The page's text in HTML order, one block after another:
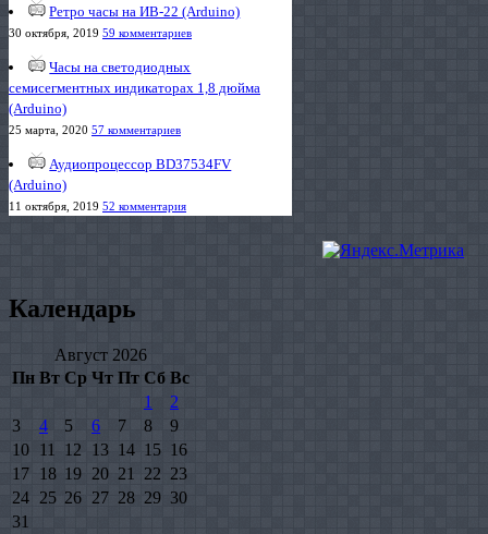
Ретро часы на ИВ-22 (Arduino)
30 октября, 2019 59 комментариев
Часы на светодиодных
семисегментных индикаторах 1,8 дюйма
(Arduino)
25 марта, 2020 57 комментариев
Аудиопроцессор BD37534FV
(Arduino)
11 октября, 2019 52 комментария
Календарь
Август 2026
Пн Вт Ср Чт Пт Сб Вс
1
2
3
4 5 6 7 8
9
10 11 12 13 14 15 16
17
18 19 20 21 22 23
24 25 26 27 28 29 30
31